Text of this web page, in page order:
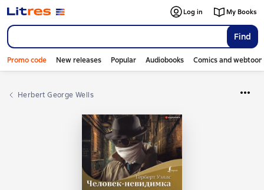
Find
Log in My Books
Promo code New releases Popular Audiobooks Comics and
Herbert George Wells